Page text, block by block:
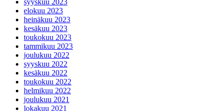
elokuu 2023
heinäkuu 2023
kesäkuu 2023
toukokuu 2023
tammikuu 2023
joulukuu 2022
syyskuu 2022
kesäkuu 2022
toukokuu 2022
helmikuu 2022
joulukuu 2021
lokakuu 2021